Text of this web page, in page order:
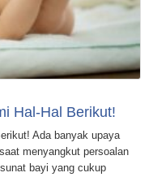
Hal-Hal Berikut!
Ada banyak upaya
menyangkut persoalan
bayi yang cukup